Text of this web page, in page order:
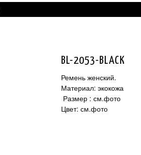
BL-2053-BLACK
Ремень женский.
Материал: экокожа
Размер : см.фото
Цвет: см.фото